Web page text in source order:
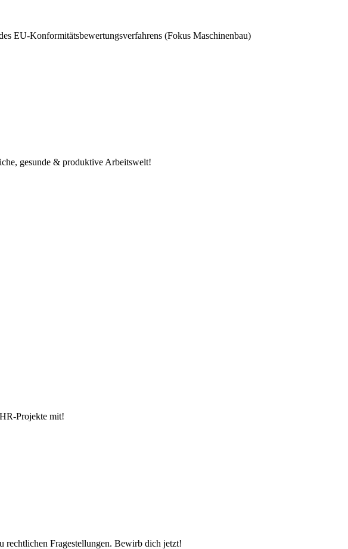
EU-Konformitätsbewertungsverfahrens (Fokus Maschinenbau)
gesunde & produktive Arbeitswelt!
Projekte mit!
rechtlichen Fragestellungen. Bewirb dich jetzt!